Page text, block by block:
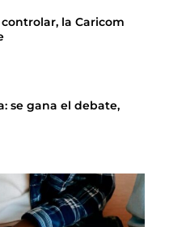
la Caricom
se gana el debate,